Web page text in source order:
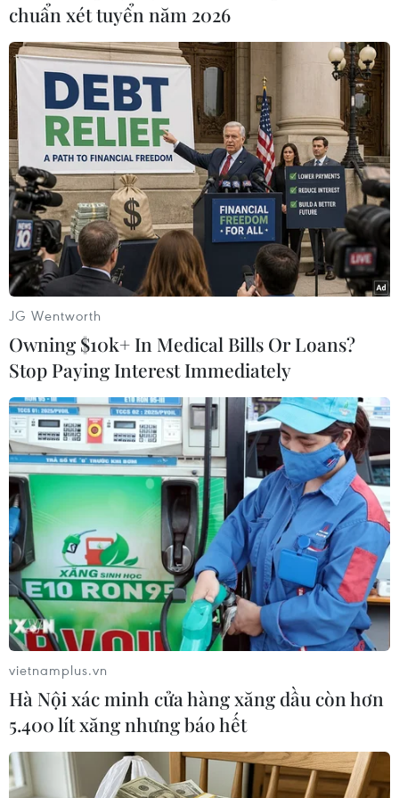
#Tai nạn giao thông
#Công dân Việt Nam
#Bảo hộ công dân
#Tỉnh Kanchanaburi
Thái Lan
Theo dõi VietnamPlus
TIN LIÊN QUAN
chuẩn xét tuyển năm 2026
JG Wentworth
Owning $10k+ In Medical Bills Or Loans?
Stop Paying Interest Immediately
vietnamplus.vn
Hà Nội xác minh cửa hàng xăng dầu còn hơn
5.400 lít xăng nhưng báo hết